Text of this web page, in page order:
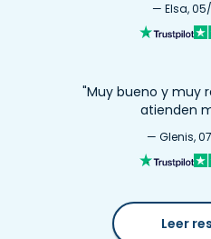
— Elsa,
"Muy bueno y muy
atienden
— Glenis,
Leer